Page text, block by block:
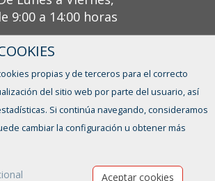
9:00 a 14:00 horas
ALGUNA DUDA?
CONTACTO
propias y de terceros para el correcto
del sitio web por parte del usuario, así
Si continúa navegando, consideramos
cambiar la configuración u obtener más
Aceptar cookies